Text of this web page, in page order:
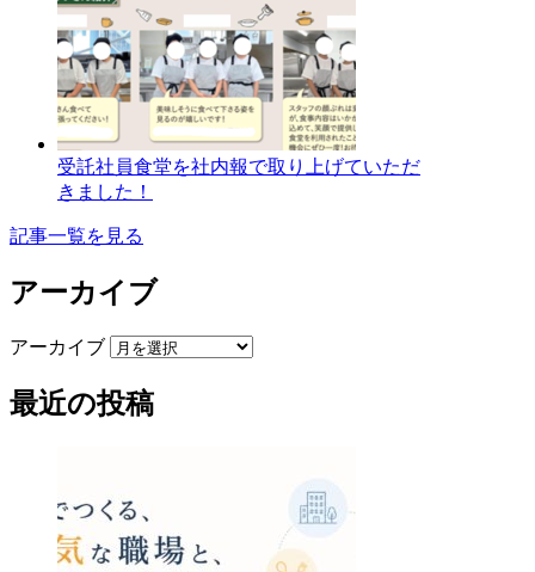
受託社員食堂を社内報で取り上げていただ
きました！
記事一覧を見る
アーカイブ
アーカイブ
最近の投稿